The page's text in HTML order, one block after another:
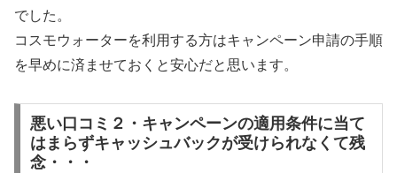
でした。
コスモウォーターを利用する方はキャンペーン申請の手順
を早めに済ませておくと安心だと思います。
悪い口コミ２・キャンペーンの適用条件に当て
はまらずキャッシュバックが受けられなくて残
念・・・